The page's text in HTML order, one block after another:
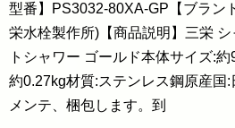
型番】PS3032-80XA-GP【ブラン
栄水栓製作所)【商品説明】三栄
トシャワー ゴールド本体サイズ:
約0.27kg材質:ステンレス鋼原産国
メンテ、梱包します。到